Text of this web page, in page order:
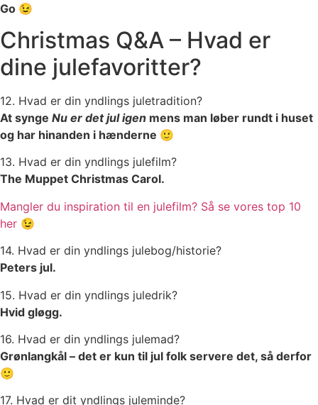
Go 😉
Christmas Q&A – Hvad er
dine julefavoritter?
12. Hvad er din yndlings juletradition?
At synge Nu er det jul igen mens man løber rundt i huset
og har hinanden i hænderne 🙂
13. Hvad er din yndlings julefilm?
The Muppet Christmas Carol.
Mangler du inspiration til en julefilm? Så se vores top 10
her 😉
14. Hvad er din yndlings julebog/historie?
Peters jul.
15. Hvad er din yndlings juledrik?
Hvid gløgg.
16. Hvad er din yndlings julemad?
Grønlangkål – det er kun til jul folk servere det, så derfor
🙂
17. Hvad er dit yndlings juleminde?